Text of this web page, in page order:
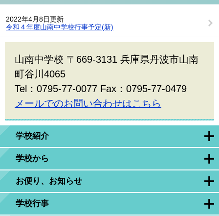
学校紹介
学校から
お便り、お知らせ
学校行事
2022年4月8日更新
令和４年度山南中学校行事予定(新)
山南中学校 〒669-3131 兵庫県丹波市山南
町谷川4065
Tel：0795-77-0077 Fax：0795-77-0479
メールでのお問い合わせはこちら